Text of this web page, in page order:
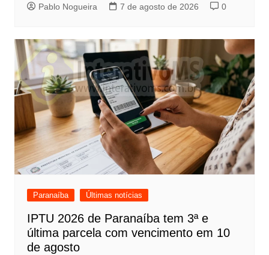
Pablo Nogueira 7 de agosto de 2026 0
Paranaíba Últimas notícias
IPTU 2026 de Paranaíba tem 3ª e
última parcela com vencimento em 10
de agosto